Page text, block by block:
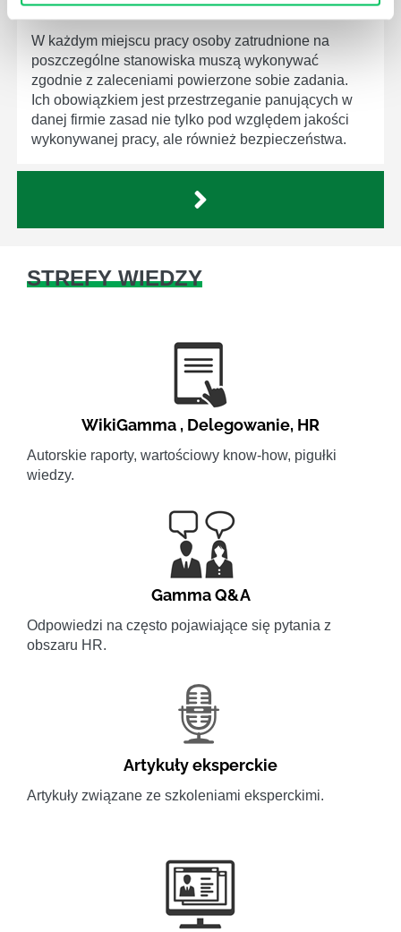
W każdym miejscu pracy osoby zatrudnione na
poszczególne stanowiska muszą wykonywać
zgodnie z zaleceniami powierzone sobie zadania.
Ich obowiązkiem jest przestrzeganie panujących w
danej firmie zasad nie tylko pod względem jakości
wykonywanej pracy, ale również bezpieczeństwa.
STREFY WIEDZY
WikiGamma , Delegowanie, HR
Autorskie raporty, wartościowy know-how, pigułki
wiedzy.
Gamma Q&A
Odpowiedzi na często pojawiające się pytania z
obszaru HR.
Artykuły eksperckie
Artykuły związane ze szkoleniami eksperckimi.